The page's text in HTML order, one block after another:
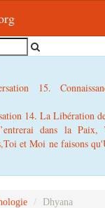
15.
14. La Libération
dans la Paix,
et Moi ne faisons
Dhyana